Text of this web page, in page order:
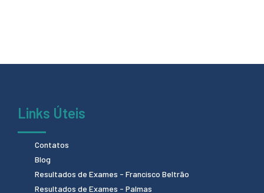
Links Úteis
Contatos
Blog
Resultados de Exames - Francisco Beltrão
Resultados de Exames - Palmas